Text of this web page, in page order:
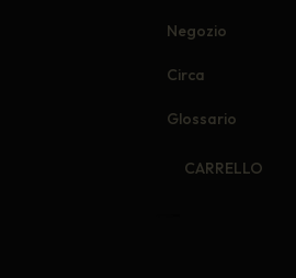
Negozio
Circa
Glossario
CARRELLO